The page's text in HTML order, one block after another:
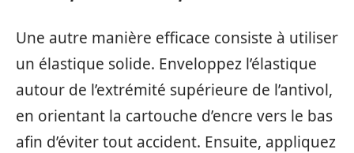
Une autre manière efficace consiste à utiliser
un élastique solide. Enveloppez l’élastique
autour de l’extrémité supérieure de l’antivol,
en orientant la cartouche d’encre vers le bas
afin d’éviter tout accident. Ensuite, appliquez